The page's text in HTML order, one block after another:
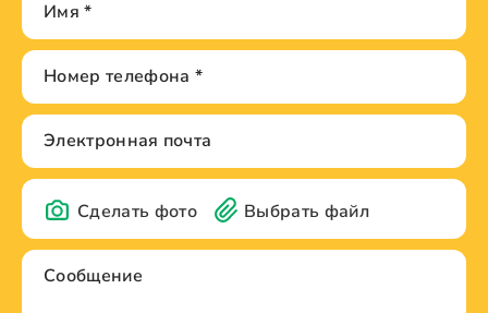
Сделать фото Выбрать файл